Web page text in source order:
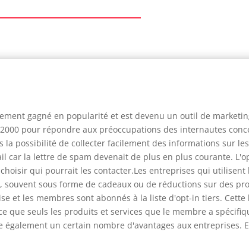
gagné en popularité et est devenu un outil de
pour répondre aux préoccupations des internautes
la possibilité de collecter facilement des informations sur les
car la lettre de spam devenait de plus en plus courante.
qui pourrait les contacter.Les entreprises qui utilisent
sous forme de cadeaux ou de réductions sur des
et les membres sont abonnés à la liste d'opt-in tiers. Cette
que seuls les produits et services que le membre a
un certain nombre d'avantages aux entreprises.